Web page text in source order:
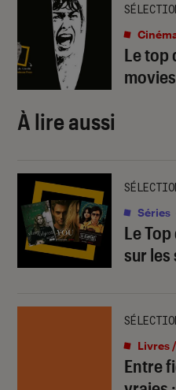
Le top
movies
À lire aussi
Le
sur les
Séries
Entre
Livres